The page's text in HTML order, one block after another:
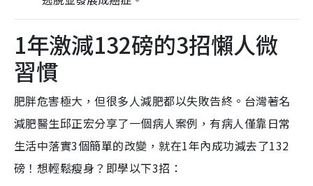
1年激減132磅的3招懶人微
習慣
肥胖危害極大，但很多人減肥都以失敗告終。台灣著名
減肥醫生邱正宏分享了一個病人案例，有病人僅靠日常
生活中落實3個簡單的改變，就在1年內成功減去了132
磅！想輕鬆瘦身？即學以下3招：